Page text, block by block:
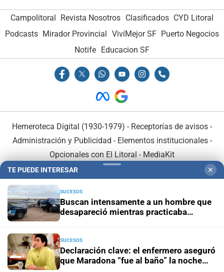
Campolitoral Revista Nosotros Clasificados CYD Litoral
Podcasts Mirador Provincial VivíMejor SF Puerto Negocios
Notife Educacion SF
Hemeroteca Digital (1930-1979) - Receptorías de avisos -
Administración y Publicidad - Elementos institucionales-
Opcionales con El Litoral - MediaKit
En Asociación con:
TE PUEDE INTERESAR ✕
SUCESOS
Buscan intensamente a un hombre que
desapareció mientras practicaba
SUCESOS
Declaración clave: el enfermero aseguró
que Maradona “fue al baño” la noche